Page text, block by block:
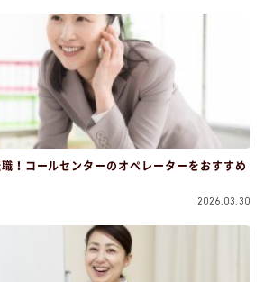
！コールセンターのオペレーターをおすすめ
2026.03.30